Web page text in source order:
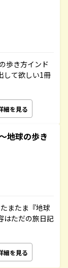
歩き方インド
して欲しい1冊
細を見る
地球の歩き
またま『地球
はただの旅日記
細を見る